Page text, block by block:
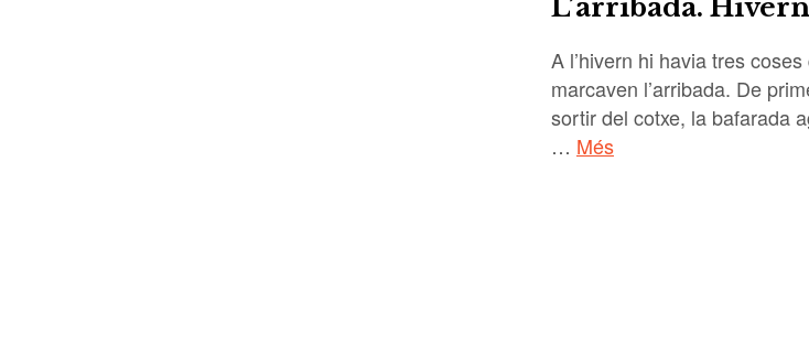
L’arribada.
A l’hivern hi havia tres coses
marcaven l’arribada. De
sortir del cotxe, la bafarada
… Més